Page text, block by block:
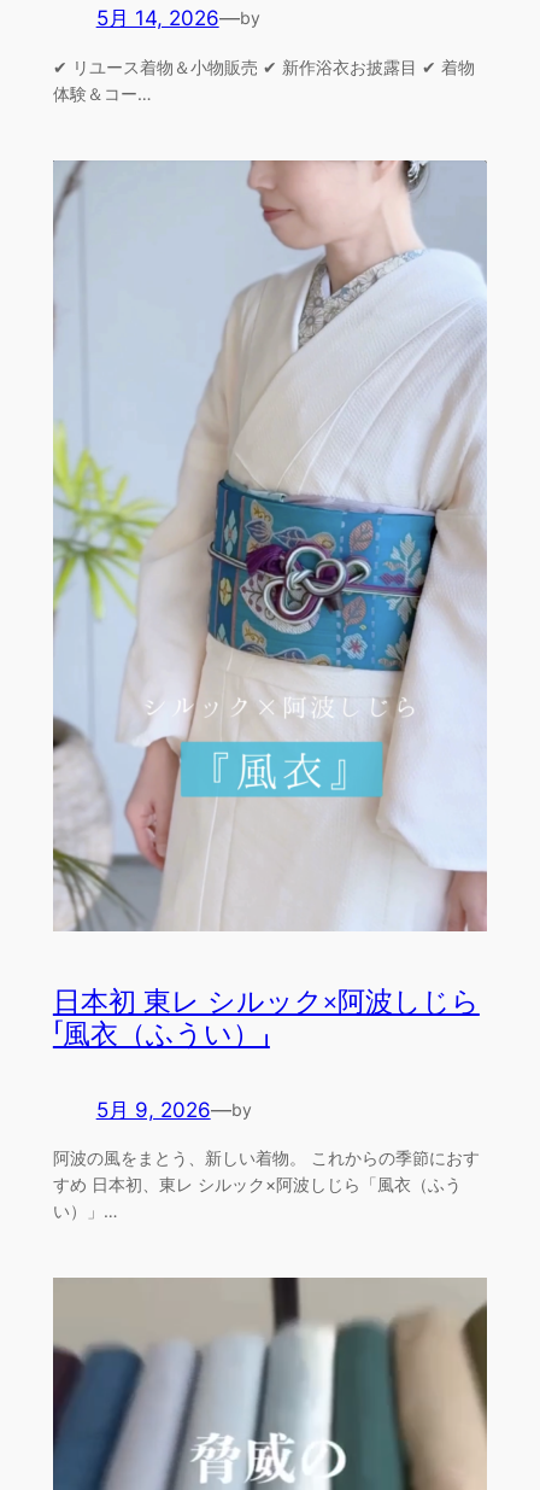
5月 14, 2026—by
✔ リユース着物＆小物販売 ✔ 新作浴衣お披露目 ✔ 着物
体験＆コー…
日本初 東レ シルック×阿波しじら
「風衣（ふうい）」
5月 9, 2026—by
阿波の風をまとう、新しい着物。 これからの季節におす
すめ 日本初、東レ シルック×阿波しじら「風衣（ふう
い）」…